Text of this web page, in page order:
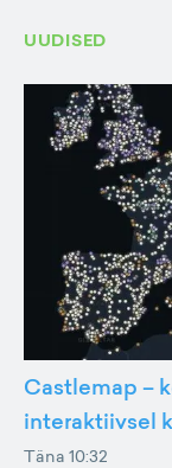
UUDISED
Castlemap –
interaktiivsel
Täna 10:32